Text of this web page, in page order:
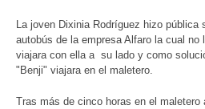
La joven Dixinia Rodríguez hizo pública
autobús de la empresa Alfaro la cual no
viajara con ella a su lado y como
"Benji" viajara en el maletero.
Tras más de cinco horas en el